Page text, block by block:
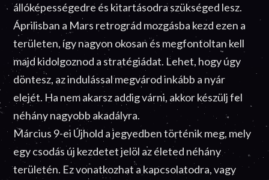
állóképességedre és kitartásodra szükséged lesz.
Áprilisban a Mars retrográd mozgásba kezd ezen a
területen, így nagyon okosan és megfontoltan kell
majd kidolgoznod a stratégiádat. Lehet, hogy úgy
döntesz, az indulással megvárod inkább a nyár
elejét. Ha nem akarsz addig várni, akkor készülj fel
néhány nagyobb akadályra.
Március 9-ei Újhold a jegyedben történik meg, mely
egy csodás új kezdetet jelöl az életed néhány
területén. Ez vonatkozhat a kapcsolatodra, vagy